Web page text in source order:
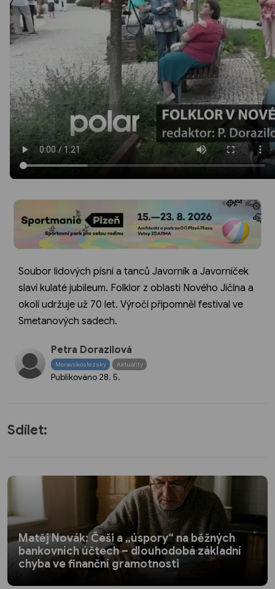
Soubor lidových písní a tanců Javorník a Javorníček
slaví kulaté jubileum. Folklor z oblasti Nového Jičína a
okolí udržuje už 70 let. Výročí připomněl festival ve
Smetanových sadech.
Petra Dorazilová
Moravskoslezský Aktuality
Publikováno 28. 5.
Sdílet:
Matěj Novák: Češi a „úspory“ na běžných
bankovních účtech – dlouhodobá základní
chyba ve finanční gramotnosti